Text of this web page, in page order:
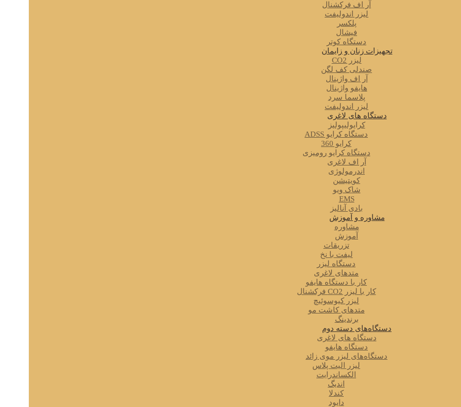
آر اف فرکشنال
لیزر اندولیفت
پلکسر
فیشال
دستگاه کوتر
تجهیزات زنان و زایمان
لیزر CO2
صندلی کف لگن
آر اف واژینال
هایفو واژینال
پلاسما سرد
لیزر اندولیفت
دستگاه های لاغری
کرایولیپولیز
دستگاه کرایو ADSS
کرایو 360
دستگاه کرایو رومیزی
آر اف لاغری
اندرمولوژی
کویتیشن
شاک ویو
EMS
بادی آنالیز
مشاوره و آموزش
مشاوره
آموزش
تزریقات
لیفت با نخ
دستگاه لیزر
متدهای لاغری
کار با دستگاه هایفو
کار با لیزر CO2 فرکشنال
لیزر کیوسوئیچ
متدهای کاشت مو
برندینگ
دستگاه‌های دسته دوم
دستگاه های لاغری
دستگاه هایفو
دستگاه‌های لیزر موی زائد
لیزر الیت پلاس
الکساندرایت
اندیگ
کندلا
دایود